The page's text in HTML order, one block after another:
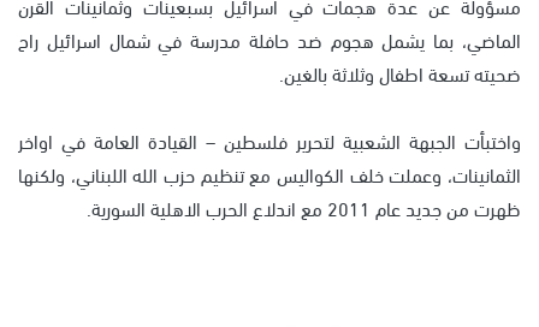
الماضي، بما يشمل هجوم ضد حافلة مدرسة في شمال اسرائيل راح
ضحيته تسعة اطفال وثلاثة بالغين.
واختبأت الجبهة الشعبية لتحرير فلسطين – القيادة العامة في اواخر
الثمانينات، وعملت خلف الكواليس مع تنظيم حزب الله اللبناني، ولكنها
ظهرت من جديد عام 2011 مع اندلاع الحرب الاهلية السورية.